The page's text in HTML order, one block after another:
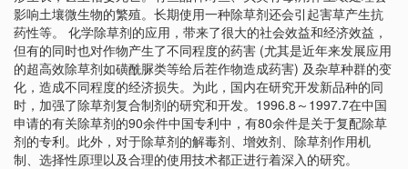
影响土壤微生物的繁殖。长期使用一种除草剂还会引起害草产生抗
药性等。 化学除草剂的应用，带来了很大的社会效益和经济效益，
但有的同时也对作物产生了不同程度的药害 (尤其是近年来发展应用
的超高效除草剂如磺酰脲类等给后茬作物造成药害) 及杂草种群的变
化，造成不同程度的经济损失。为此，国内在研究开发新品种的同
时，加强了除草剂复合制剂的研究和开发。1996.8～1997.7在中国
申请的有关除草剂的90余件中国专利中，有80余件是关于复配除草
剂的专利。此外，对于除草剂的解毒剂、增效剂、除草剂作用机
制、选择性原理以及合理的使用技术都正进行着深入的研究。